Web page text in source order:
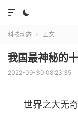


科技动态  正文
我国最神秘的
2022-09-30 08:23:35
世界之大无